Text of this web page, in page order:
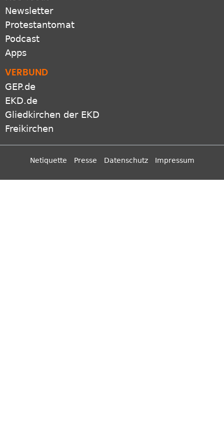
Newsletter
Protestantomat
Podcast
Apps
VERBUND
GEP.de
EKD.de
Gliedkirchen der EKD
Freikirchen
Netiquette Presse Datenschutz Impressum